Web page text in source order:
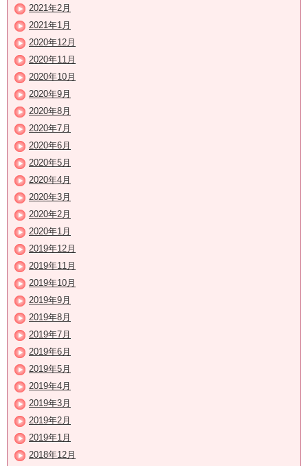
2021年2月
2021年1月
2020年12月
2020年11月
2020年10月
2020年9月
2020年8月
2020年7月
2020年6月
2020年5月
2020年4月
2020年3月
2020年2月
2020年1月
2019年12月
2019年11月
2019年10月
2019年9月
2019年8月
2019年7月
2019年6月
2019年5月
2019年4月
2019年3月
2019年2月
2019年1月
2018年12月